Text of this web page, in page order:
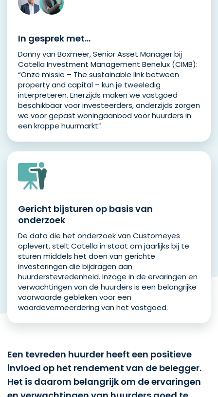
In gesprek met…
Danny van Boxmeer, Senior Asset Manager bij
Catella Investment Management Benelux (CIMB):
“Onze missie – The sustainable link between
property and capital – kun je tweeledig
interpreteren. Enerzijds maken we vastgoed
beschikbaar voor investeerders, anderzijds zorgen
we voor gepast woningaanbod voor huurders in
een krappe huurmarkt”.
Gericht bijsturen op basis van
onderzoek
De data die het onderzoek van Customeyes
oplevert, stelt Catella in staat om jaarlijks bij te
sturen middels het doen van gerichte
investeringen die bijdragen aan
huurderstevredenheid. Inzage in de ervaringen en
verwachtingen van de huurders is een belangrijke
voorwaarde gebleken voor een
waardevermeerdering van het vastgoed.
Een tevreden huurder heeft een positieve
invloed op het rendement van de belegger.
Het is daarom belangrijk om de ervaringen